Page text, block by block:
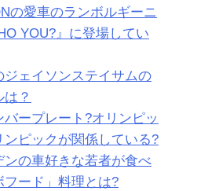
の愛車のランボルギーニ
YOU?』に登場してい
ジェイソンステイサムの
？
バープレート?オリンピッ
ンピックが関係している?
ンの車好きな若者が食べ
フード」料理とは?